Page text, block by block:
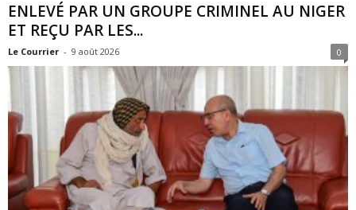
ENLEVÉ PAR UN GROUPE CRIMINEL AU NIGER
ET REÇU PAR LES...
Le Courrier - 9 août 2026 0